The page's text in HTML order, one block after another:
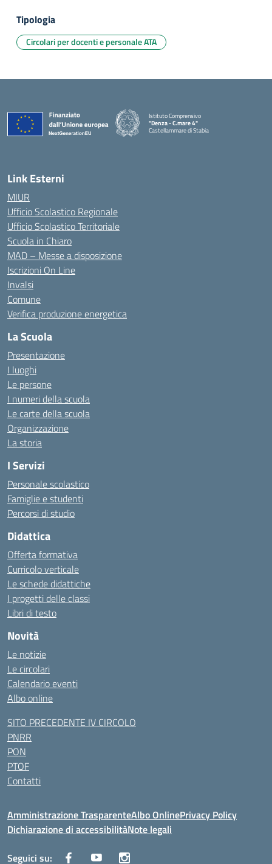
Tipologia
Circolari per docenti e personale ATA
Istituto Comprensivo
"Denza - C.mare 4"
Castellammare di Stabia
Link Esterni
MIUR
Ufficio Scolastico Regionale
Ufficio Scolastico Territoriale
Scuola in Chiaro
MAD – Messe a disposizione
Iscrizioni On Line
Invalsi
Comune
Verifica produzione energetica
La Scuola
Presentazione
I luoghi
Le persone
I numeri della scuola
Le carte della scuola
Organizzazione
La storia
I Servizi
Personale scolastico
Famiglie e studenti
Percorsi di studio
Didattica
Offerta formativa
Curricolo verticale
Le schede didattiche
I progetti delle classi
Libri di testo
Novità
Le notizie
Le circolari
Calendario eventi
Albo online
SITO PRECEDENTE IV CIRCOLO
PNRR
PON
PTOF
Contatti
Amministrazione TrasparenteAlbo OnlinePrivacy Policy
Dichiarazione di accessibilitàNote legali
Seguici su: